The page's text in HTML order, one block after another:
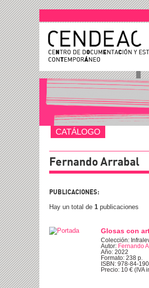
CATÁLOGO
Fernando Arrabal
PUBLICACIONES:
Hay un total de 1 publicaciones
Glosas con
Colección:
Autor: Fernando
Año: 2022
Formato: 238 p.
ISBN: 978-84-
Precio: 10 € (IVA